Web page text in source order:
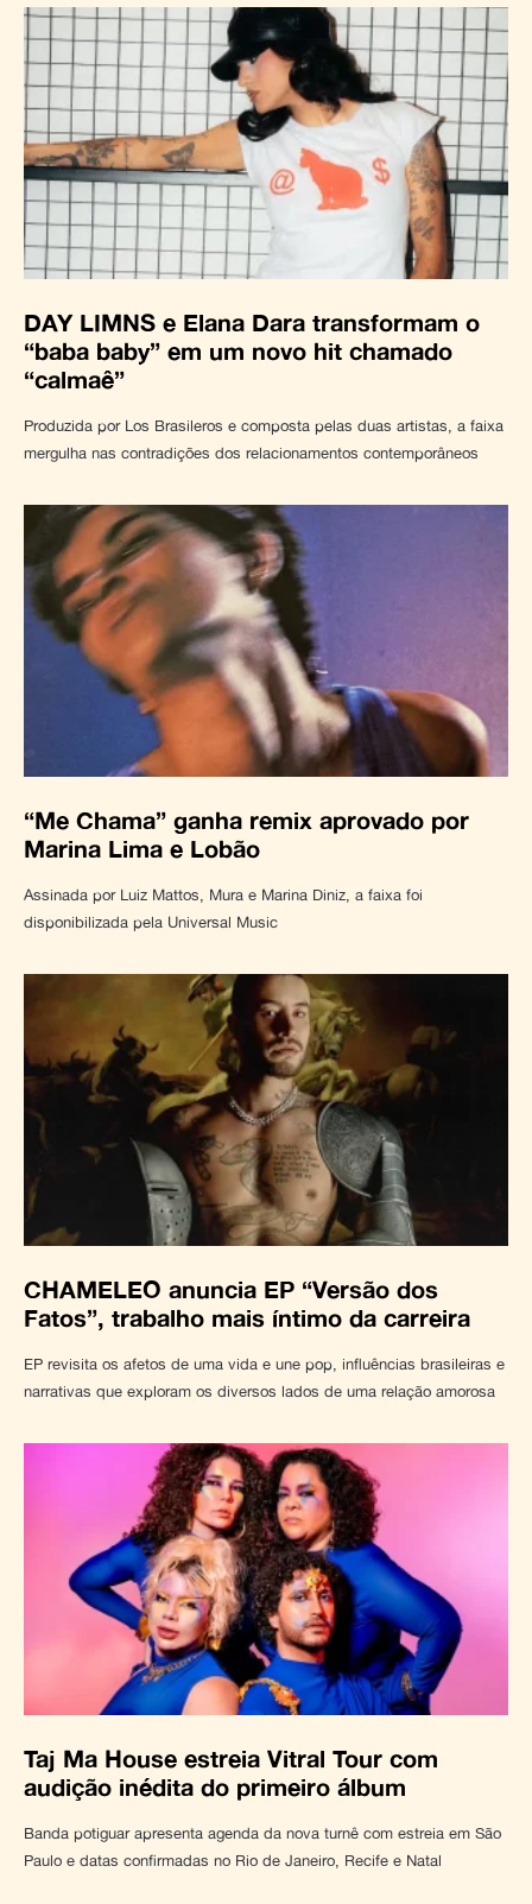
DAY LIMNS e Elana Dara transformam o
“baba baby” em um novo hit chamado
“calmaê”
Produzida por Los Brasileros e composta pelas duas artistas, a faixa
mergulha nas contradições dos relacionamentos contemporâneos
“Me Chama” ganha remix aprovado por
Marina Lima e Lobão
Assinada por Luiz Mattos, Mura e Marina Diniz, a faixa foi
disponibilizada pela Universal Music
CHAMELEO anuncia EP “Versão dos
Fatos”, trabalho mais íntimo da carreira
EP revisita os afetos de uma vida e une pop, influências brasileiras e
narrativas que exploram os diversos lados de uma relação amorosa
Taj Ma House estreia Vitral Tour com
audição inédita do primeiro álbum
Banda potiguar apresenta agenda da nova turnê com estreia em São
Paulo e datas confirmadas no Rio de Janeiro, Recife e Natal